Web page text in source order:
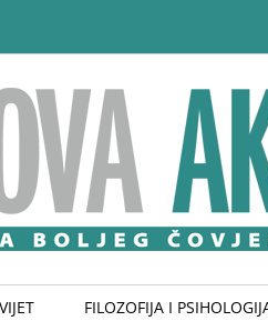
FILOZOFIJA I